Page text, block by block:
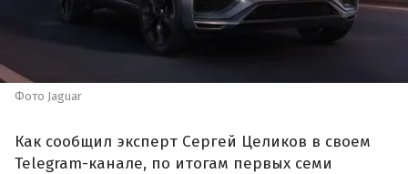
Фото Jaguar
Как сообщил эксперт Сергей Целиков в своем
Telegram-канале, по итогам первых семи